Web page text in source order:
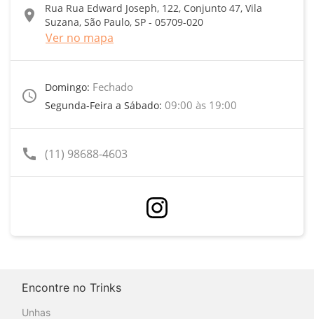
location_on
Rua Rua Edward Joseph, 122, Conjunto 47, Vila
Suzana, São Paulo, SP - 05709-020
Ver no mapa
access_time
Domingo: Fechado
Segunda-Feira a Sábado: 09:00 às 19:00
call (11) 98688-4603
Encontre no Trinks
Unhas